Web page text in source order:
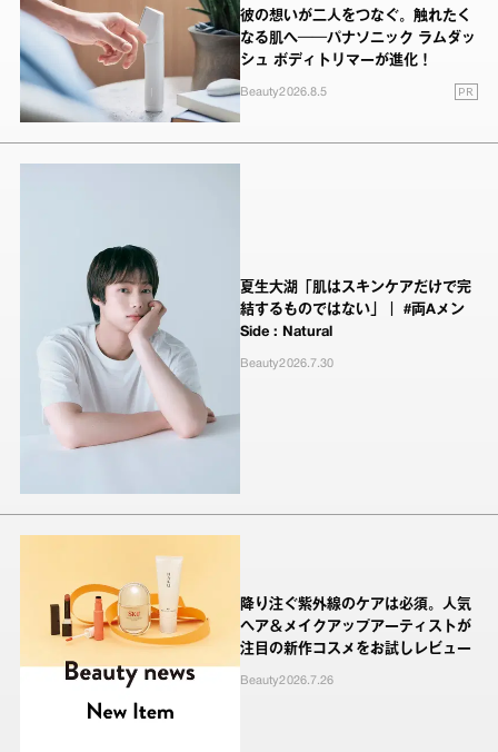
彼の想いが二人をつなぐ。触れたく
なる肌へ──パナソニック ラムダッ
シュ ボディトリマーが進化！
Beauty2026.8.5 PR
夏生大湖「肌はスキンケアだけで完
結するものではない」｜ #両Aメン
Side : Natural
Beauty2026.7.30
降り注ぐ紫外線のケアは必須。人気
ヘア＆メイクアップアーティストが
注目の新作コスメをお試しレビュー
Beauty2026.7.26